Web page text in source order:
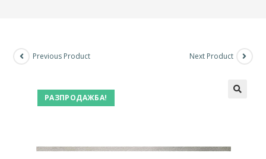
РАЗПРОДАЖБА!
Previous Product Next Product